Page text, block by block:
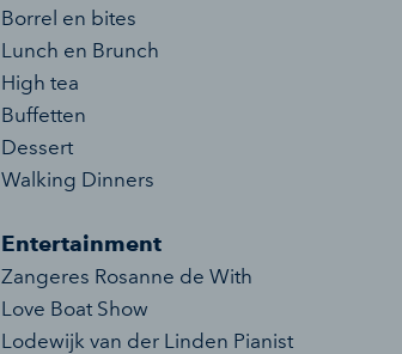
Borrel en bites
Lunch en Brunch
High tea
Buffetten
Dessert
Walking Dinners
Entertainment
Zangeres Rosanne de With
Love Boat Show
Lodewijk van der Linden Pianist